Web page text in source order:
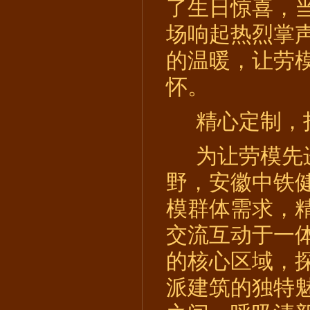
了生日惊喜，
场响起热烈掌
的温暖，让劳
怀。
精心定制，
为让劳模
野，安徽中铁
模群体需求，
交流互动于一
的核心区域，
派建筑的独特